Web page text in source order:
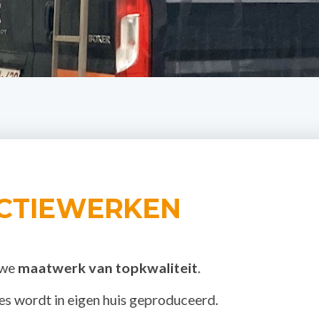
maatwerk van topkwaliteit
wordt in eigen huis geproduceerd.